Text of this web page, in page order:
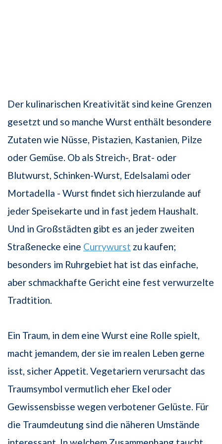
Der kulinarischen Kreativität sind keine Grenzen
gesetzt und so manche Wurst enthält besondere
Zutaten wie Nüsse, Pistazien, Kastanien, Pilze
oder Gemüse. Ob als Streich-, Brat- oder
Blutwurst, Schinken-Wurst, Edelsalami oder
Mortadella - Wurst findet sich hierzulande auf
jeder Speisekarte und in fast jedem Haushalt.
Und in Großstädten gibt es an jeder zweiten
Straßenecke eine Currywurst zu kaufen;
besonders im Ruhrgebiet hat ist das einfache,
aber schmackhafte Gericht eine fest verwurzelte
Tradtition.
Ein Traum, in dem eine Wurst eine Rolle spielt,
macht jemandem, der sie im realen Leben gerne
isst, sicher Appetit. Vegetariern verursacht das
Traumsymbol vermutlich eher Ekel oder
Gewissensbisse wegen verbotener Gelüste. Für
die Traumdeutung sind die näheren Umstände